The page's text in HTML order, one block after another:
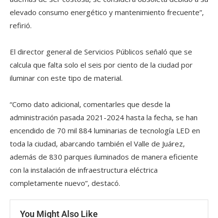
elevado consumo energético y mantenimiento frecuente”,
refirió.
El director general de Servicios Públicos señaló que se
calcula que falta solo el seis por ciento de la ciudad por
iluminar con este tipo de material.
“Como dato adicional, comentarles que desde la
administración pasada 2021-2024 hasta la fecha, se han
encendido de 70 mil 884 luminarias de tecnología LED en
toda la ciudad, abarcando también el Valle de Juárez,
además de 830 parques iluminados de manera eficiente
con la instalación de infraestructura eléctrica
completamente nuevo”, destacó.
You Might Also Like